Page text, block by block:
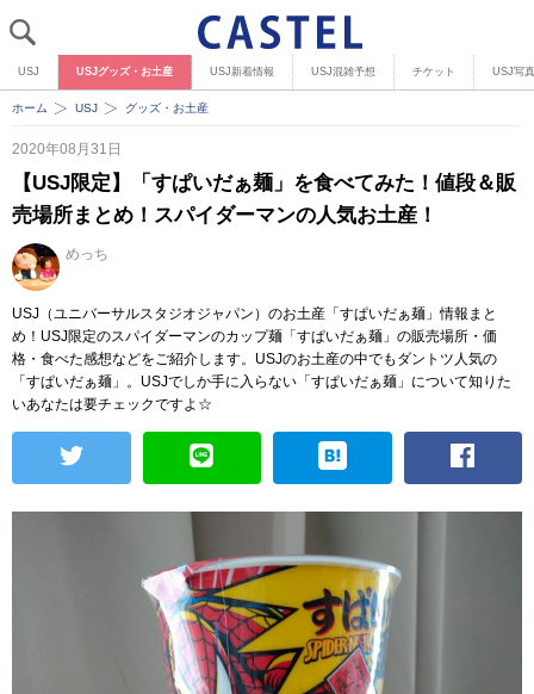
USJ USJグッズ・お土産 USJ新着情報 USJ混雑予想 チケット USJ写
ホーム USJ グッズ・お土産
2020年08月31日
【USJ限定】「すぱいだぁ麺」を食べてみた！値段＆販
売場所まとめ！スパイダーマンの人気お土産！
めっち
USJ（ユニバーサルスタジオジャパン）のお土産「すぱいだぁ麺」情報まと
め！USJ限定のスパイダーマンのカップ麺「すぱいだぁ麺」の販売場所・価
格・食べた感想などをご紹介します。USJのお土産の中でもダントツ人気の
「すぱいだぁ麺」。USJでしか手に入らない「すぱいだぁ麺」について知りた
いあなたは要チェックですよ☆